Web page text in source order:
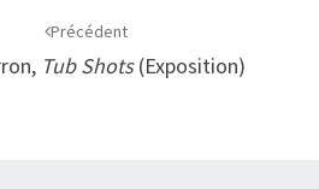
Précédent
Tub Shots(exposition)